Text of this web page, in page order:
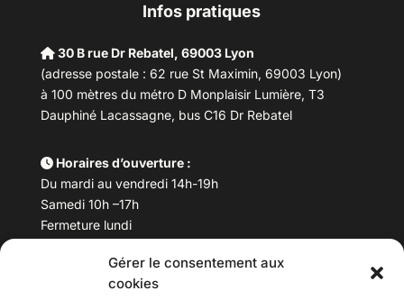
Gérer le consentement aux
cookies
Infos pratiques
30 B rue Dr Rebatel, 69003 Lyon
(adresse postale : 62 rue St Maximin, 69003 Lyon)
à 100 mètres du métro D Monplaisir Lumière, T3
Dauphiné Lacassagne, bus C16 Dr Rebatel
Horaires d’ouverture :
Du mardi au vendredi 14h-19h
Samedi 10h –17h
Fermeture lundi
Téléphone : 04 78 53 06 40
maisondesculturesasiatiques@asiexpo.com